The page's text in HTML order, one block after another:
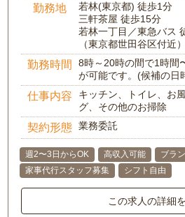
勤務地
若林(東京都) 徒歩1分
三軒茶屋 徒歩15分
若林一丁目／東急バス
（東京都世田谷区付近）
勤務時間
8時～20時の間で1時間
が可能です。(候補の日
仕事内容
キッチン、トイレ、お
グ、その他のお掃除
契約形態 業務委託
週2〜3日からOK 高収入可能 ブラ
家事代行スタッフ募集
シフト自由
この求人の詳細